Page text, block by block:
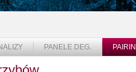
PANELE DEG.